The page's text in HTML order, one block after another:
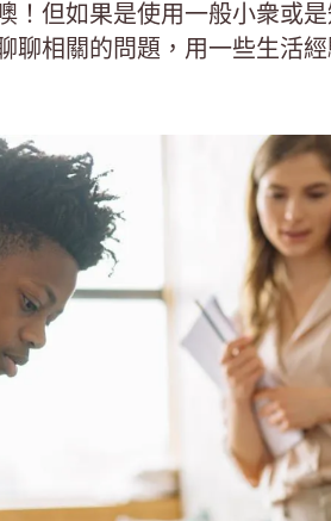
！但如果是使用一般小衆或
聊相關的問題，用一些生活